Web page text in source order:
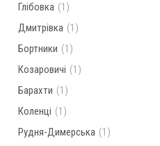
Глібовка (1)
Дмитрівка (1)
Бортники (1)
Козаровичі (1)
Барахти (1)
Коленці (1)
Рудня-Димерська (1)